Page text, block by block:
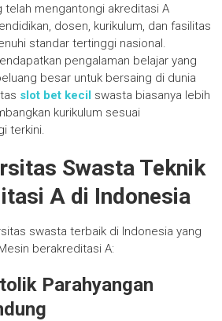
telah mengantongi akreditasi A
dosen, kurikulum, dan fasilitas
standar tertinggi nasional.
pengalaman belajar yang
besar untuk bersaing di dunia
slot bet kecil swasta biasanya lebih
kurikulum sesuai
terkini.
Swasta Teknik
A di Indonesia
swasta terbaik di Indonesia yang
berakreditasi A:
Parahyangan